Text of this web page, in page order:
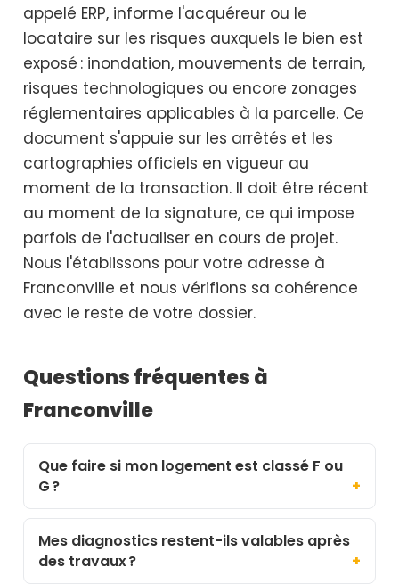
appelé ERP, informe l'acquéreur ou le
locataire sur les risques auxquels le bien est
exposé : inondation, mouvements de terrain,
risques technologiques ou encore zonages
réglementaires applicables à la parcelle. Ce
document s'appuie sur les arrêtés et les
cartographies officiels en vigueur au
moment de la transaction. Il doit être récent
au moment de la signature, ce qui impose
parfois de l'actualiser en cours de projet.
Nous l'établissons pour votre adresse à
Franconville et nous vérifions sa cohérence
avec le reste de votre dossier.
Questions fréquentes à
Franconville
Que faire si mon logement est classé F ou
G ?
Mes diagnostics restent-ils valables après
des travaux ?